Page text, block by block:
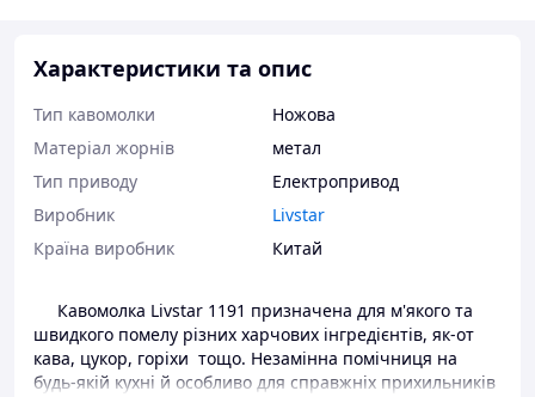
Характеристики та опис
Тип кавомолки
Ножова
Матеріал жорнів
метал
Тип приводу
Електропривод
Виробник
Livstar
Країна виробник
Китай
Кавомолка Livstar 1191 призначена для м'якого та
швидкого помелу різних харчових інгредієнтів, як-от
кава, цукор, горіхи тощо. Незамінна помічниця на
будь-якій кухні й особливо для справжніх прихильників